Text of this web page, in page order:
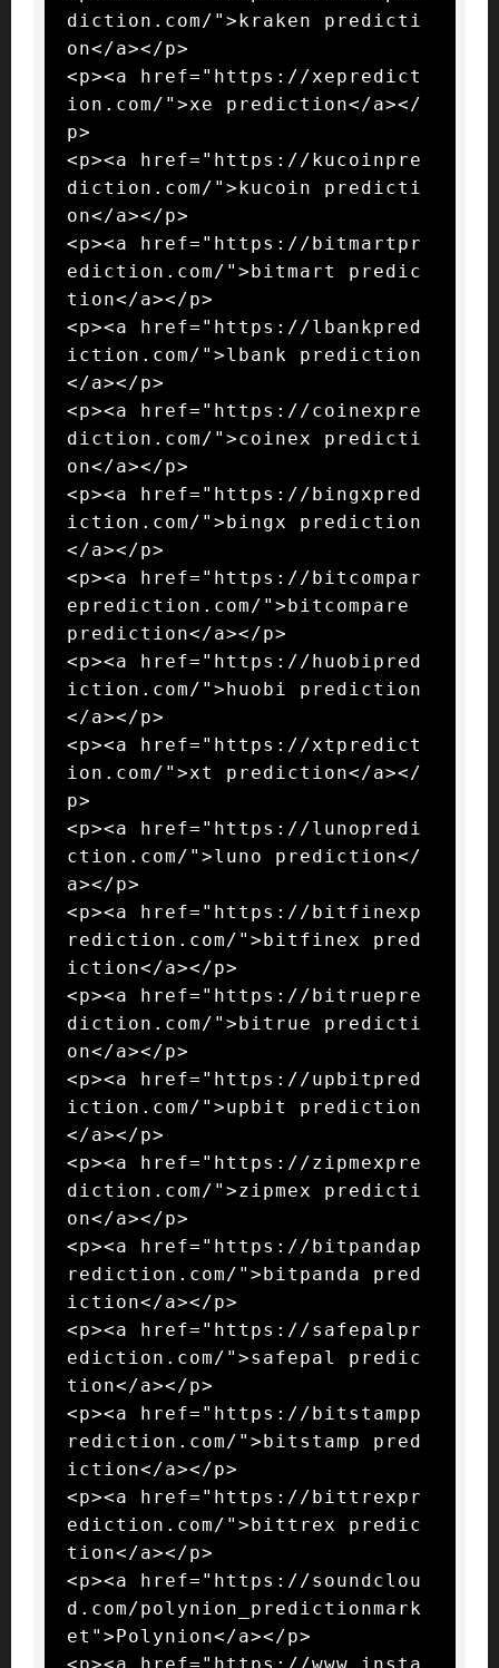
diction.com/">kraken predicti
on</a></p>
<p><a href="https://xepredict
ion.com/">xe prediction</a></
p>
<p><a href="https://kucoinpre
diction.com/">kucoin predicti
on</a></p>
<p><a href="https://bitmartpr
ediction.com/">bitmart predic
tion</a></p>
<p><a href="https://lbankpred
iction.com/">lbank prediction
</a></p>
<p><a href="https://coinexpre
diction.com/">coinex predicti
on</a></p>
<p><a href="https://bingxpred
iction.com/">bingx prediction
</a></p>
<p><a href="https://bitcompar
eprediction.com/">bitcompare
prediction</a></p>
<p><a href="https://huobipred
iction.com/">huobi prediction
</a></p>
<p><a href="https://xtpredict
ion.com/">xt prediction</a></
p>
<p><a href="https://lunopredi
ction.com/">luno prediction</
a></p>
<p><a href="https://bitfinexp
rediction.com/">bitfinex pred
iction</a></p>
<p><a href="https://bitruepre
diction.com/">bitrue predicti
on</a></p>
<p><a href="https://upbitpred
iction.com/">upbit prediction
</a></p>
<p><a href="https://zipmexpre
diction.com/">zipmex predicti
on</a></p>
<p><a href="https://bitpandap
rediction.com/">bitpanda pred
iction</a></p>
<p><a href="https://safepalpr
ediction.com/">safepal predic
tion</a></p>
<p><a href="https://bitstampp
rediction.com/">bitstamp pred
iction</a></p>
<p><a href="https://bittrexpr
ediction.com/">bittrex predic
tion</a></p>
<p><a href="https://soundclou
d.com/polynion_predictionmark
et">Polynion</a></p>